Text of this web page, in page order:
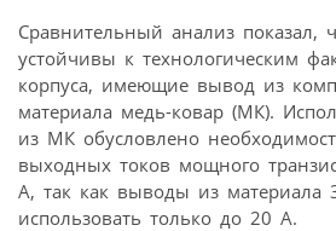
Сравнительный анализ показал,
устойчивы к технологическим
корпуса, имеющие вывод из
материала медь-ковар (МК).
из МК обусловлено
выходных токов мощного
А, так как выводы из
использовать только до 20 А.